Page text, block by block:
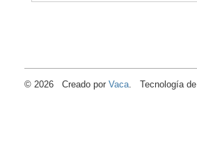
© 2026 Creado por Vaca. Tecnología de